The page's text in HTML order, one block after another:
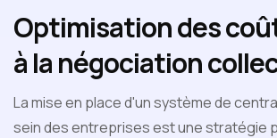
Optimisation des
à la négociation
La mise en place d'un système de
sein des entreprises est une stratégie